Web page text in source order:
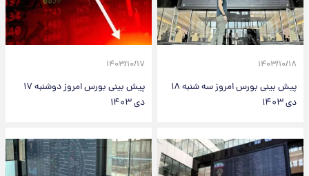
۱۴۰۳/۱۰/۱۸
پیش بینی بورس امروز سه شنبه ۱۸
دی ۱۴۰۳
۱۴۰۳/۱۰/۱۷
پیش بینی بورس امروز دوشنبه ۱۷
دی ۱۴۰۳